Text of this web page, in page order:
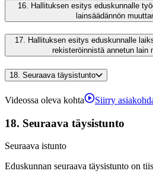
16. Hallituksen esitys eduskunnalle
lainsäädännön
17. Hallituksen esitys eduskunnalle
rekisteröinnistä annetun lain
18. Seuraava täysistunto
Videossa oleva kohta Siirry
18. Seuraava täysistunto
Seuraava istunto
Eduskunnan seuraava täysistunto on